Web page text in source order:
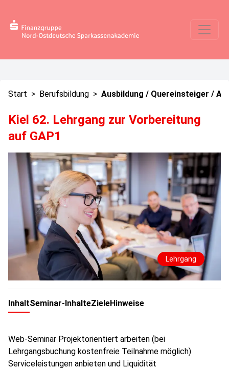
Start > Berufsbildung > Ausbildung / Quereinsteiger /
Kiel 62. Lehrgang zur Vorbereitung
auf GAP1
Lehrgang
InhaltSeminar-InhalteZieleHinweise
Web-Seminar Projektorientiert arbeiten (bei
Lehrgangsbuchung kostenfreie Teilnahme möglich)
Serviceleistungen anbieten und Liquidität